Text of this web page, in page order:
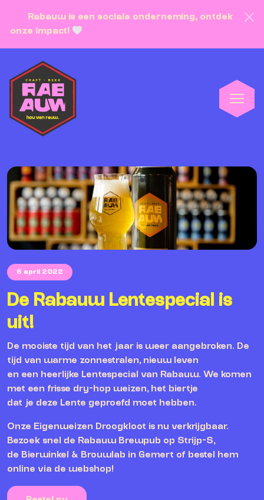
Rabauw is een sociale onderneming, ontdek
onze impact!
6 april 2022
De Rabauw Lentespecial is
uit!
De mooiste tijd van het jaar is weer aangebroken. De
tijd van warme zonnestralen, nieuw leven
en een heerlijke Lentespecial van Rabauw. We komen
met een frisse dry-hop weizen, het biertje
dat je deze Lente geproefd moet hebben.
Onze Eigenweizen Droogkloot is nu verkrijgbaar.
Bezoek snel de Rabauw Brewpub op Strijp-S,
de Bierwinkel & Brouwlab in Gemert of bestel hem
online via de webshop!